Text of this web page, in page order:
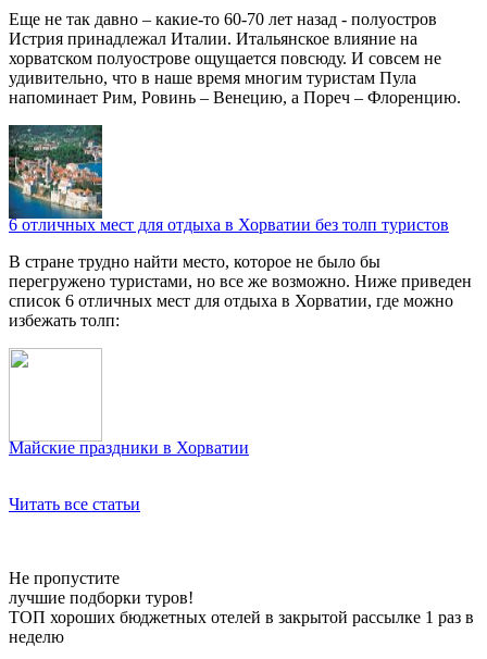
Еще не так давно – какие-то 60-70 лет назад - полуостров
Истрия принадлежал Италии. Итальянское влияние на
хорватском полуострове ощущается повсюду. И совсем не
удивительно, что в наше время многим туристам Пула
напоминает Рим, Ровинь – Венецию, а Пореч – Флоренцию.
6 отличных мест для отдыха в Хорватии без толп туристов
В стране трудно найти место, которое не было бы
перегружено туристами, но все же возможно. Ниже приведен
список 6 отличных мест для отдыха в Хорватии, где можно
избежать толп:
Майские праздники в Хорватии
Читать все статьи
Не пропустите
лучшие подборки туров!
ТОП хороших бюджетных отелей в закрытой рассылке 1 раз в
неделю